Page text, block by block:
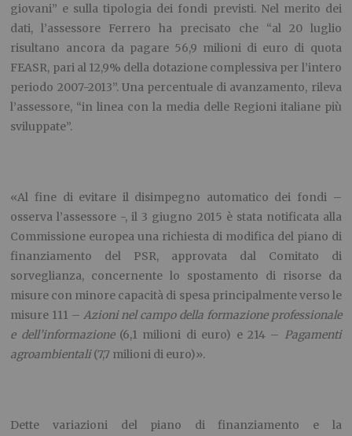
giovani” e sulla tipologia dei fondi previsti. Nel merito dei
dati, l’assessore Ferrero ha precisato che “al 20 luglio
risultano ancora da pagare 56,9 milioni di euro di quota
FEASR, pari al 12,9% della dotazione complessiva per l’intero
periodo 2007-2013”. Una percentuale di avanzamento, rileva
l’assessore, “in linea con la media delle Regioni italiane più
sviluppate”.
«Al fine di evitare il disimpegno automatico dei fondi –
osserva l’assessore -, il 3 giugno 2015 è stata notificata alla
Commissione europea una richiesta di modifica del piano di
finanziamento del PSR, approvata dal Comitato di
sorveglianza, concernente lo spostamento di risorse da
misure con minore capacità di spesa principalmente verso le
misure 111 – Azioni nel campo della formazione professionale
e dell’informazione(6,1 milioni di euro) e 214 – Pagamenti
agroambientali(7,7 milioni di euro)».
Dette variazioni del piano di finanziamento e la